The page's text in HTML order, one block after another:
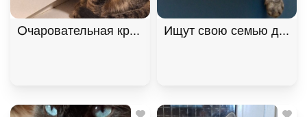
Очаровательная красавица София из МурМяу
Ищут свою семью два